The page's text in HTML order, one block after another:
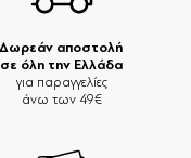
Δωρεάν αποστολή
σε όλη την Ελλάδα
για παραγγελίες
άνω των 49€